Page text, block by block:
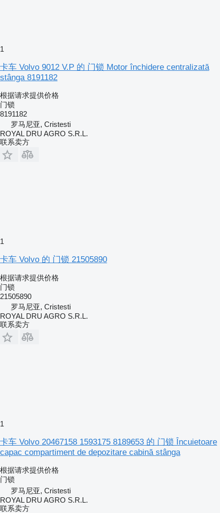
1
卡车 Volvo 9012 V.P 的 门锁 Motor închidere centralizată
stânga 8191182
根据请求提供价格
门锁
8191182
罗马尼亚, Cristesti
ROYAL DRU AGRO S.R.L.
联系卖方
1
卡车 Volvo 的 门锁 21505890
根据请求提供价格
门锁
21505890
罗马尼亚, Cristesti
ROYAL DRU AGRO S.R.L.
联系卖方
1
卡车 Volvo 20467158 1593175 8189653 的 门锁 Încuietoare
capac compartiment de depozitare cabină stânga
根据请求提供价格
门锁
罗马尼亚, Cristesti
ROYAL DRU AGRO S.R.L.
联系卖方